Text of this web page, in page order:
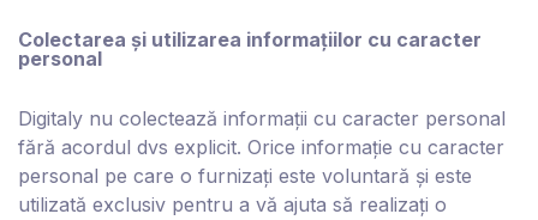
Colectarea și utilizarea informațiilor cu caracter
personal
Digitaly nu colectează informații cu caracter personal
fără acordul dvs explicit. Orice informație cu caracter
personal pe care o furnizați este voluntară și este
utilizată exclusiv pentru a vă ajuta să realizați o